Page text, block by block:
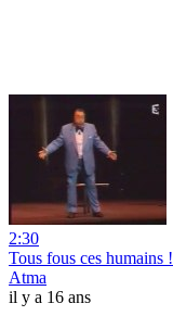
2:30
Tous fous ces humains !
Atma
il y a 16 ans